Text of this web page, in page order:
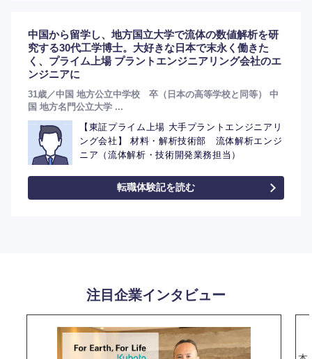
選択する
中国から留学し、地方国立大学で流体の数値解析を研
究する30代工学博士。大好きな日本で末永く働きた
く、プライム上場 プラントエンジニアリング会社のエ
ンジニアに
31歳／中国 地方公立中学校 卒（日本の高等学校と同等） 中
国 地方名門公立大学 ...
【東証プライム上場 大手プラントエンジニアリ
ング会社】 材料・解析技術部 流体解析エンジ
ニア（流体解析・技術開発業務担当）
転職体験記を読む
注目企業インタビュー